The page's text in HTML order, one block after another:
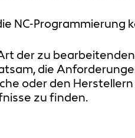
NC-Programmierung
der zu
die
oder den
zu finden.